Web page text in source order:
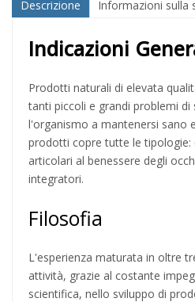
Descrizione Informazioni sulla
Indicazioni
Prodotti naturali di elevata
tanti piccoli e grandi problemi di
l'organismo a mantenersi sano
prodotti copre tutte le
articolari al benessere degli
integratori.
Filosofia
L'esperienza maturata in oltre
attività, grazie al costante
scientifica, nello sviluppo di